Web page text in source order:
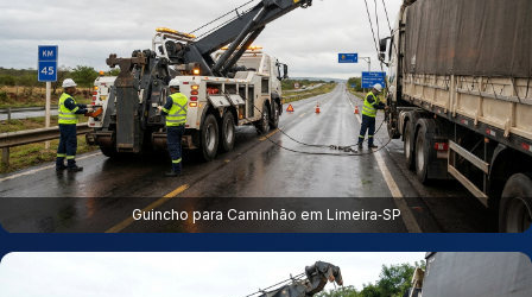
Guincho para Caminhão em Limeira‑SP